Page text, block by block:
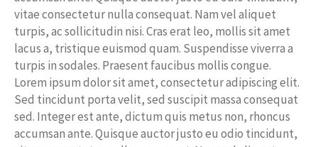
vitae consectetur nulla consequat. Nam vel aliquet
turpis, ac sollicitudin nisi. Cras erat leo, mollis sit amet
lacus a, tristique euismod quam. Suspendisse viverra a
turpis in sodales. Praesent faucibus mollis congue.
Lorem ipsum dolor sit amet, consectetur adipiscing elit.
Sed tincidunt porta velit, sed suscipit massa consequat
sed. Integer est ante, dictum quis metus non, rhoncus
accumsan ante. Quisque auctor justo eu odio tincidunt,